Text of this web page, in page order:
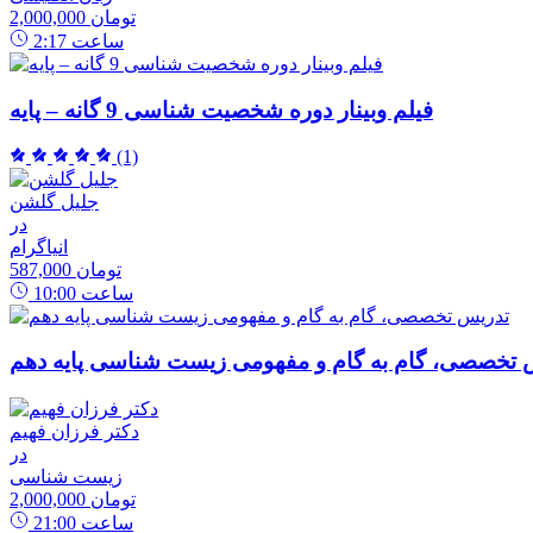
2,000,000 تومان
2:17 ساعت
فیلم وبینار دوره شخصیت شناسی 9 گانه – پایه
(1)
جلیل گلشن
در
انیاگرام
587,000 تومان
10:00 ساعت
تخصصی، گام به گام و مفهومی زیست شناسی پایه دهم
دکتر فرزان فهیم
در
زیست شناسی
2,000,000 تومان
21:00 ساعت